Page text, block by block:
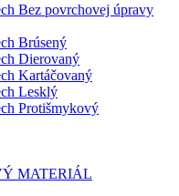
Bez povrchovej úpravy
Brúsený
Dierovaný
Kartáčovaný
Lesklý
Protišmykový
MATERIÁL